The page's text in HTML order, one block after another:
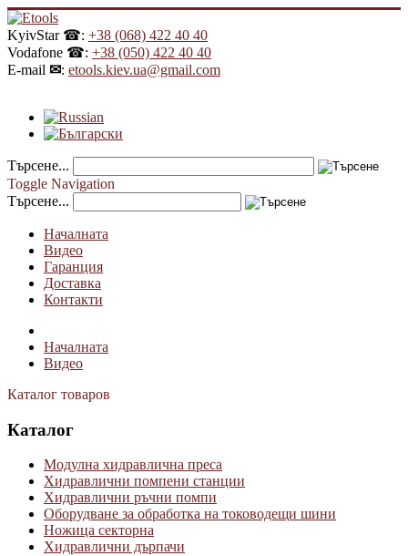
KyivStar ☎: +38 (068) 422 40 40
Vodafone ☎: +38 (050) 422 40 40
E-mail ✉: etools.kiev.ua@gmail.com
Търсене...
Toggle Navigation
Търсене...
Началната
Видео
Гаранция
Доставка
Контакти
Началната
Видео
Каталог товаров
Каталог
Модулна хидравлична преса
Хидравлични помпени станции
Хидравлични ръчни помпи
Оборудване за обработка на тоководещи шини
Ножица секторна
Хидравлични дърпачи